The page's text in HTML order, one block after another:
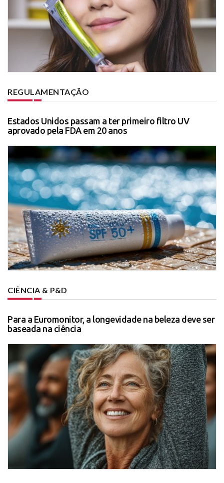
REGULAMENTAÇÃO
Estados Unidos passam a ter primeiro filtro UV
aprovado pela FDA em 20 anos
CIÊNCIA & P&D
Para a Euromonitor, a longevidade na beleza deve ser
baseada na ciência